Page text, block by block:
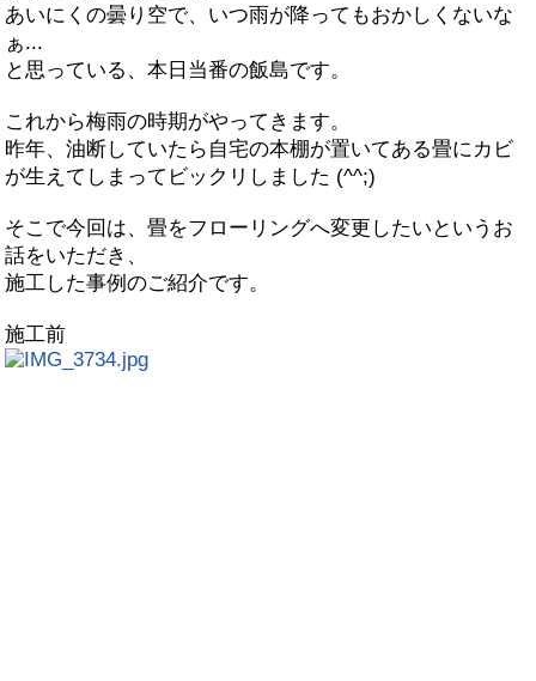
あいにくの曇り空で、いつ雨が降ってもおかしくないな
ぁ...
と思っている、本日当番の飯島です。
これから梅雨の時期がやってきます。
昨年、油断していたら自宅の本棚が置いてある畳にカビ
が生えてしまってビックリしました (^^;)
そこで今回は、畳をフローリングへ変更したいというお
話をいただき、
施工した事例のご紹介です。
施工前